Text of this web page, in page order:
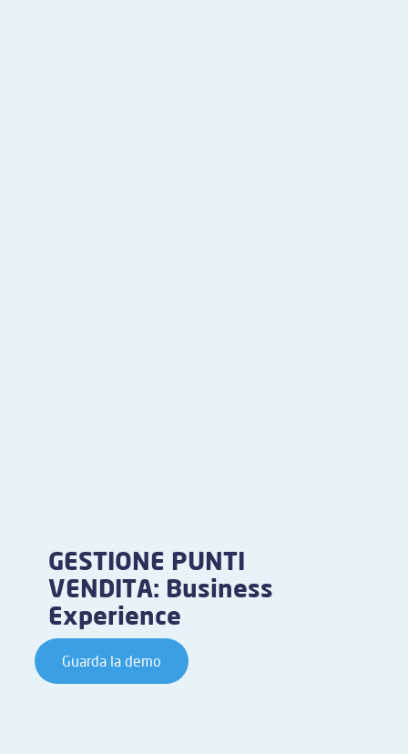
GESTIONE PUNTI
VENDITA: Business
Experience
Guarda la demo